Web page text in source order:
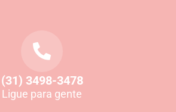
(31) 3498-3478
Ligue para gente